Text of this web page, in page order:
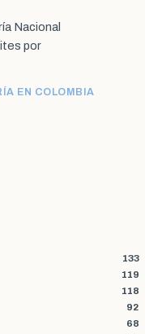
Nacional
por
EN COLOMBIA
133
119
118
92
68